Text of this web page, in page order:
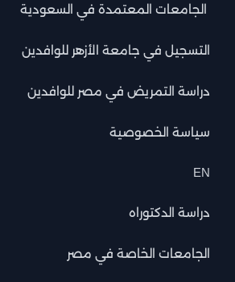
الجامعات المعتمدة في السعودية
التسجيل في جامعة الأزهر للوافدين
دراسة التمريض في مصر للوافدين
سياسة الخصوصية
EN
دراسة الدكتوراه
الجامعات الخاصة في مصر